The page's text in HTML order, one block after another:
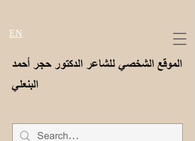
الموقع الشخصي للشاعر الدكتور حجر أحمد
البنعلي
EN